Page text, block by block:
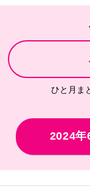
ひと月ま
2024年